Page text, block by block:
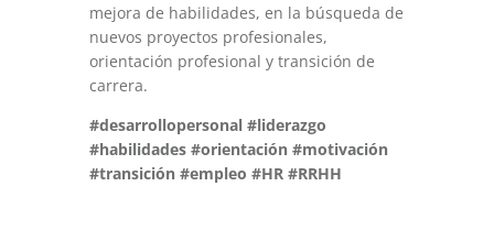
mejora de habilidades, en la búsqueda de
nuevos proyectos profesionales,
orientación profesional y transición de
carrera.
#desarrollopersonal #liderazgo
#habilidades #orientación #motivación
#transición #empleo #HR #RRHH